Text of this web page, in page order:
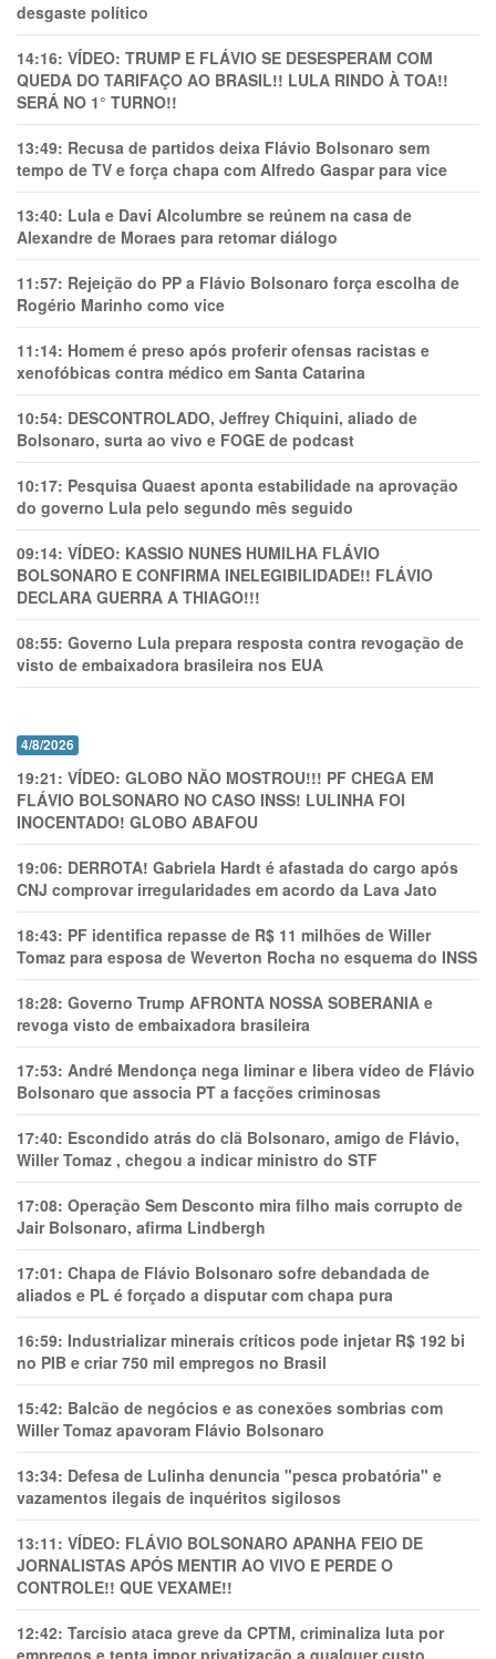
desgaste político
14:16: VÍDEO: TRUMP E FLÁVIO SE DESESPERAM COM
QUEDA DO TARIFAÇO AO BRASIL!! LULA RINDO À TOA!!
SERÁ NO 1° TURNO!!
13:49: Recusa de partidos deixa Flávio Bolsonaro sem
tempo de TV e força chapa com Alfredo Gaspar para vice
13:40: Lula e Davi Alcolumbre se reúnem na casa de
Alexandre de Moraes para retomar diálogo
11:57: Rejeição do PP a Flávio Bolsonaro força escolha de
Rogério Marinho como vice
11:14: Homem é preso após proferir ofensas racistas e
xenofóbicas contra médico em Santa Catarina
10:54: DESCONTROLADO, Jeffrey Chiquini, aliado de
Bolsonaro, surta ao vivo e FOGE de podcast
10:17: Pesquisa Quaest aponta estabilidade na aprovação
do governo Lula pelo segundo mês seguido
09:14: VÍDEO: KASSIO NUNES HUMlLHA FLÁVIO
BOLSONARO E CONFIRMA INELEGIBILIDADE!! FLÁVIO
DECLARA GUERRA A THIAGO!!!
08:55: Governo Lula prepara resposta contra revogação de
visto de embaixadora brasileira nos EUA
4/8/2026
19:21: VÍDEO: GLOBO NÃO MOSTROU!!! PF CHEGA EM
FLÁVIO BOLSONARO NO CASO INSS! LULINHA FOI
INOCENTADO! GLOBO ABAFOU
19:06: DERROTA! Gabriela Hardt é afastada do cargo após
CNJ comprovar irregularidades em acordo da Lava Jato
18:43: PF identifica repasse de R$ 11 milhões de Willer
Tomaz para esposa de Weverton Rocha no esquema do INSS
18:28: Governo Trump AFRONTA NOSSA SOBERANIA e
revoga visto de embaixadora brasileira
17:53: André Mendonça nega liminar e libera vídeo de Flávio
Bolsonaro que associa PT a facções criminosas
17:40: Escondido atrás do clã Bolsonaro, amigo de Flávio,
Willer Tomaz , chegou a indicar ministro do STF
17:08: Operação Sem Desconto mira filho mais corrupto de
Jair Bolsonaro, afirma Lindbergh
17:01: Chapa de Flávio Bolsonaro sofre debandada de
aliados e PL é forçado a disputar com chapa pura
16:59: Industrializar minerais críticos pode injetar R$ 192 bi
no PIB e criar 750 mil empregos no Brasil
15:42: Balcão de negócios e as conexões sombrias com
Willer Tomaz apavoram Flávio Bolsonaro
13:34: Defesa de Lulinha denuncia "pesca probatória" e
vazamentos ilegais de inquéritos sigilosos
13:11: VÍDEO: FLÁVIO BOLSONARO APANHA FEIO DE
JORNALISTAS APÓS MENTIR AO VIVO E PERDE O
CONTROLE!! QUE VEXAME!!
12:42: Tarcísio ataca greve da CPTM, criminaliza luta por
empregos e tenta impor privatização a qualquer custo